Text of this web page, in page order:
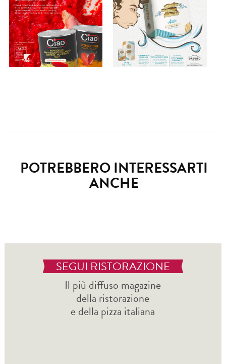
POTREBBERO INTERESSARTI
ANCHE
SEGUI RISTORAZIONE
Il più diffuso magazine
della ristorazione
e della pizza italiana